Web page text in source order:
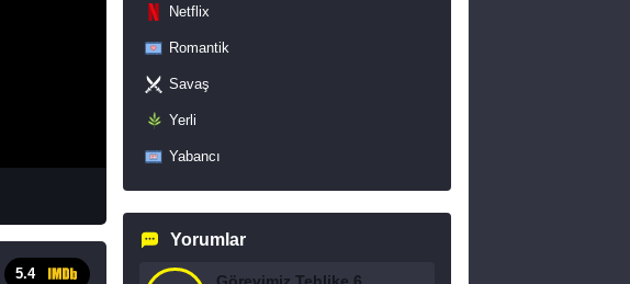
5.4
Netflix
Romantik
Savaş
Yerli
Yabancı
Yorumlar